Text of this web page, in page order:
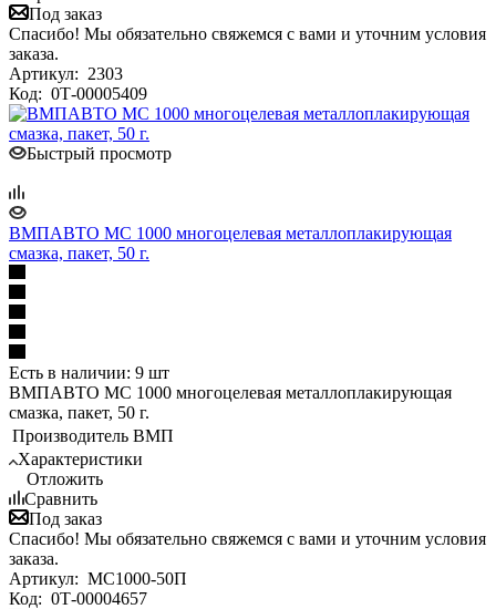
Под заказ
Спасибо! Мы обязательно свяжемся с вами и уточним условия
заказа.
Артикул: 2303
Код: 0Т-00005409
Быстрый просмотр
ВМПАВТО МС 1000 многоцелевая металлоплакирующая
смазка, пакет, 50 г.
Есть в наличии: 9 шт
ВМПАВТО МС 1000 многоцелевая металлоплакирующая
смазка, пакет, 50 г.
Производитель ВМП
Характеристики
Отложить
Сравнить
Под заказ
Спасибо! Мы обязательно свяжемся с вами и уточним условия
заказа.
Артикул: МС1000-50П
Код: 0Т-00004657